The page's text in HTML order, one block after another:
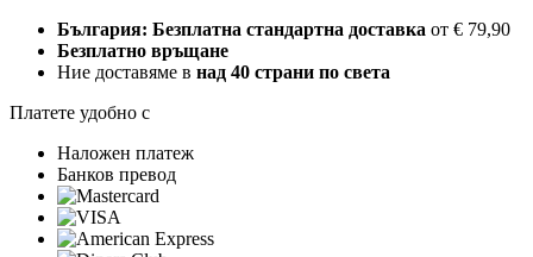
България: Безплатна стандартна доставка от € 79,90
Безплатно връщане
Ние доставяме в над 40 страни по света
Платете удобно с
Наложен платеж
Банков превод